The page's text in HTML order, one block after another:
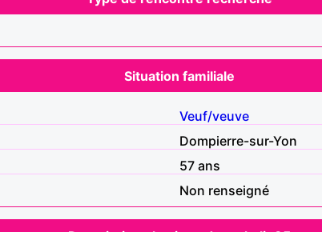
Situation familiale
Veuf/veuve
Dompierre-sur-Yon
57 ans
Non renseigné